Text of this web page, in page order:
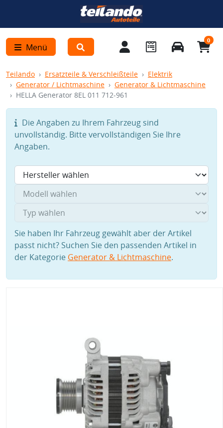
Menü
0
Teilando Ersatzteile & Verschleißteile
Elektrik
Generator / Lichtmaschine
Generator & Lichtmaschine
HELLA Generator 8EL 011 712-961
Die Angaben zu Ihrem Fahrzeug sind
unvollständig. Bitte vervollständigen Sie Ihre
Angaben.
Sie haben Ihr Fahrzeug gewählt aber der Artikel
passt nicht? Suchen Sie den passenden Artikel in
der Kategorie Generator & Lichtmaschine.